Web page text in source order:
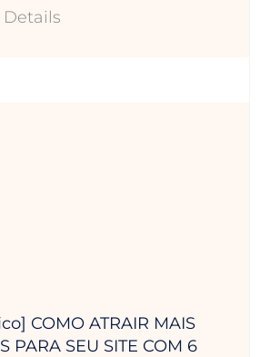
Details
COMO ATRAIR MAIS
PARA SEU SITE COM 6